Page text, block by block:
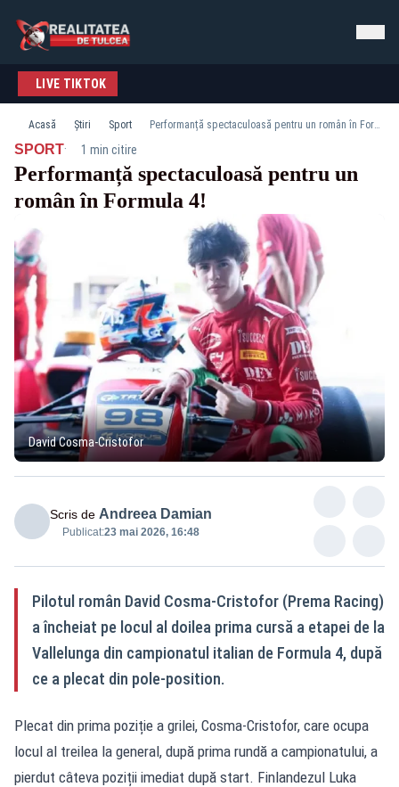
LIVE TIKTOK
Acasă Știri Sport Performanță spectaculoasă pentru un român în Formula 4!
SPORT· 1 min citire
Performanță spectaculoasă pentru un
român în Formula 4!
David Cosma-Cristofor
Scris de Andreea Damian
Publicat:23 mai 2026, 16:48
Pilotul român David Cosma-Cristofor (Prema Racing)
a încheiat pe locul al doilea prima cursă a etapei de la
Vallelunga din campionatul italian de Formula 4, după
ce a plecat din pole-position.
Plecat din prima poziție a grilei, Cosma-Cristofor, care ocupa
locul al treilea la general, după prima rundă a campionatului, a
pierdut câteva poziții imediat după start. Finlandezul Luka